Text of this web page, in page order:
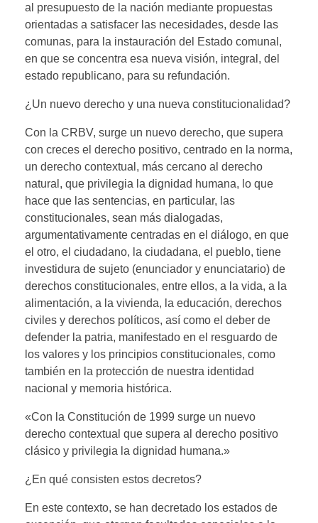
al presupuesto de la nación mediante propuestas
orientadas a satisfacer las necesidades, desde las
comunas, para la instauración del Estado comunal,
en que se concentra esa nueva visión, integral, del
estado republicano, para su refundación.
¿Un nuevo derecho y una nueva constitucionalidad?
Con la CRBV, surge un nuevo derecho, que supera
con creces el derecho positivo, centrado en la norma,
un derecho contextual, más cercano al derecho
natural, que privilegia la dignidad humana, lo que
hace que las sentencias, en particular, las
constitucionales, sean más dialogadas,
argumentativamente centradas en el diálogo, en que
el otro, el ciudadano, la ciudadana, el pueblo, tiene
investidura de sujeto (enunciador y enunciatario) de
derechos constitucionales, entre ellos, a la vida, a la
alimentación, a la vivienda, la educación, derechos
civiles y derechos políticos, así como el deber de
defender la patria, manifestado en el resguardo de
los valores y los principios constitucionales, como
también en la protección de nuestra identidad
nacional y memoria histórica.
«Con la Constitución de 1999 surge un nuevo
derecho contextual que supera al derecho positivo
clásico y privilegia la dignidad humana.»
¿En qué consisten estos decretos?
En este contexto, se han decretado los estados de